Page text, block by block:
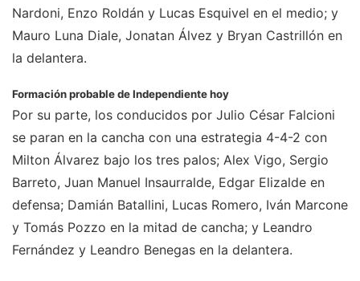
Nardoni, Enzo Roldán y Lucas Esquivel en el medio; y
Mauro Luna Diale, Jonatan Álvez y Bryan Castrillón en
la delantera.
Formación probable de Independiente hoy
Por su parte, los conducidos por Julio César Falcioni
se paran en la cancha con una estrategia 4-4-2 con
Milton Álvarez bajo los tres palos; Alex Vigo, Sergio
Barreto, Juan Manuel Insaurralde, Edgar Elizalde en
defensa; Damián Batallini, Lucas Romero, Iván Marcone
y Tomás Pozzo en la mitad de cancha; y Leandro
Fernández y Leandro Benegas en la delantera.